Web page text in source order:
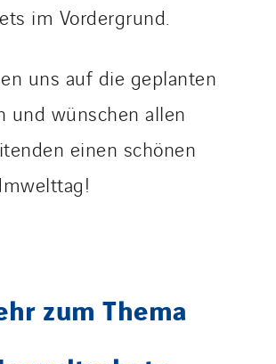
im Vordergrund.
uns auf die geplanten
und wünschen allen
einen schönen
zum Thema
Ouest